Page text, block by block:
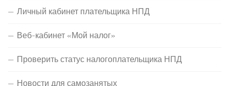
Личный кабинет плательщика НПД
Веб-кабинет «Мой налог»
Проверить статус налогоплательщика НПД
Новости для самозанятых